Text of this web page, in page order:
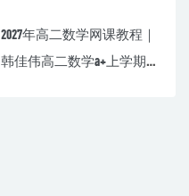
2027年高二数学网课教程｜
韩佳伟高二数学a+上学期